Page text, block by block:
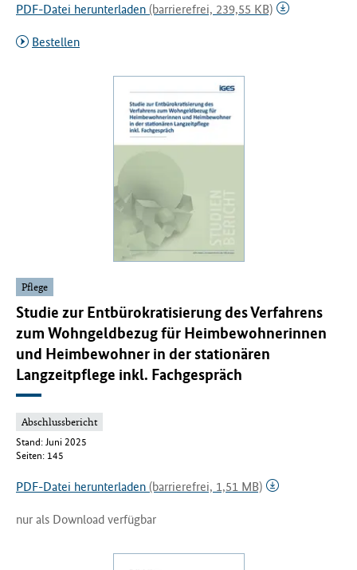
PDF-Datei herunterladen (barrierefrei, 239,55 KB)
Bestellen
Pflege
Studie zur Entbürokratisierung des Verfahrens
zum Wohngeldbezug für Heimbewohnerinnen
und Heimbewohner in der stationären
Langzeitpflege inkl. Fachgespräch
Abschlussbericht
Stand: Juni 2025
Seiten: 145
PDF-Datei herunterladen (barrierefrei, 1,51 MB)
nur als Download verfügbar